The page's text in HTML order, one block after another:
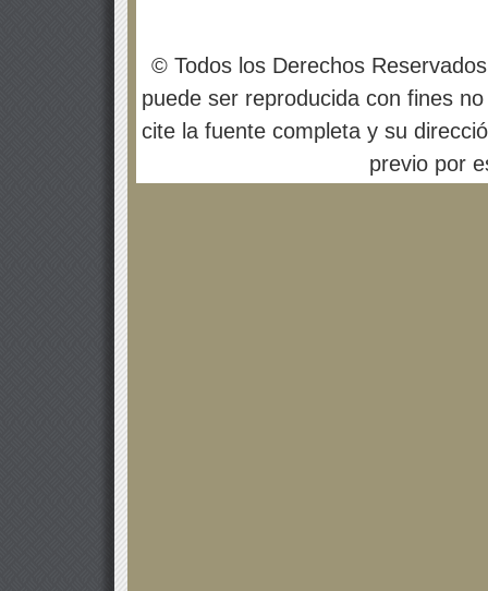
© Todos los Derechos
puede ser reproducida con fines
cite la fuente completa y su
previo por